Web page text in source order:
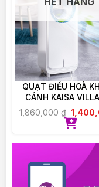
Có thể được
song song.
Đối với người
có thể bóc vỏ
hòa vào nước
Bảo quản
BẢO QUẢN
VIOLET PHAM
QUẠT ĐIỀU HOÀ
CÁNH KAISA VILLA KV-
QKC6622
1,860,000₫